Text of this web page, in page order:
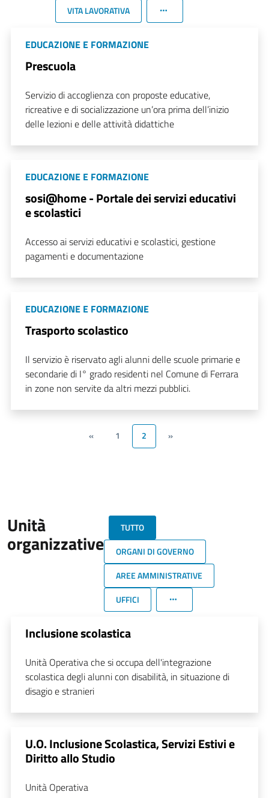
VITA LAVORATIVA
EDUCAZIONE E FORMAZIONE
Prescuola
Servizio di accoglienza con proposte educative,
ricreative e di socializzazione un’ora prima dell’inizio
delle lezioni e delle attività didattiche
EDUCAZIONE E FORMAZIONE
sosi@home - Portale dei servizi educativi
e scolastici
Accesso ai servizi educativi e scolastici, gestione
pagamenti e documentazione
EDUCAZIONE E FORMAZIONE
Trasporto scolastico
Il servizio è riservato agli alunni delle scuole primarie e
secondarie di I° grado residenti nel Comune di Ferrara
in zone non servite da altri mezzi pubblici.
« 1 2 »
Unità
organizzative
TUTTO
ORGANI DI GOVERNO
AREE AMMINISTRATIVE
UFFICI
Inclusione scolastica
Unità Operativa che si occupa dell'integrazione
scolastica degli alunni con disabilità, in situazione di
disagio e stranieri
U.O. Inclusione Scolastica, Servizi Estivi e
Diritto allo Studio
Unità Operativa